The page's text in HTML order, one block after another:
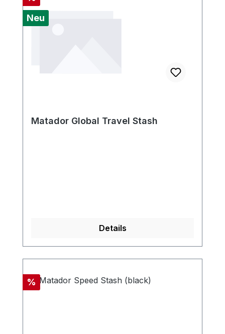
Neu
Matador Global Travel Stash
Details
Rabatt
%